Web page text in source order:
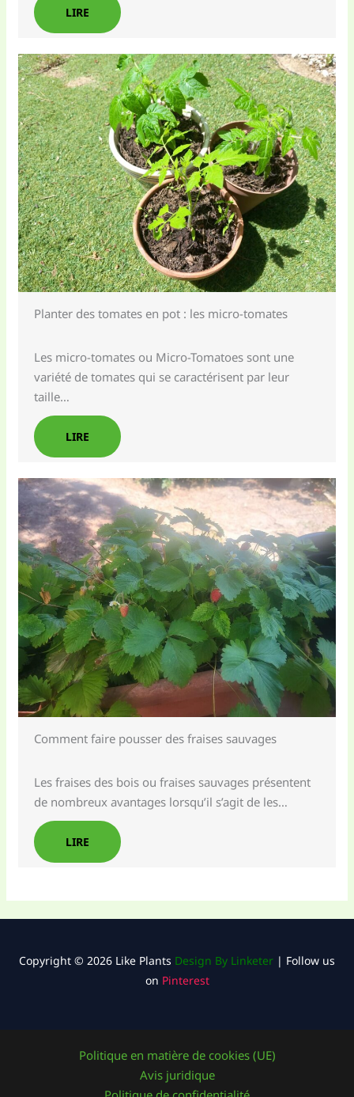
LIRE
Planter des tomates en pot : les micro-tomates
Les micro-tomates ou Micro-Tomatoes sont une
variété de tomates qui se caractérisent par leur
taille…
LIRE
Comment faire pousser des fraises sauvages
Les fraises des bois ou fraises sauvages présentent
de nombreux avantages lorsqu’il s’agit de les…
LIRE
Copyright © 2026 Like Plants Design By Linketer | Follow us
on Pinterest
Politique en matière de cookies (UE)
Avis juridique